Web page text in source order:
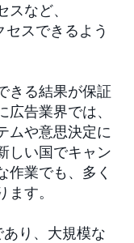
など、
スできるよう
きる結果が保証
告業界では、
ムや意思決定に
しい国でキャン
作業でも、多く
す。
り、大規模な